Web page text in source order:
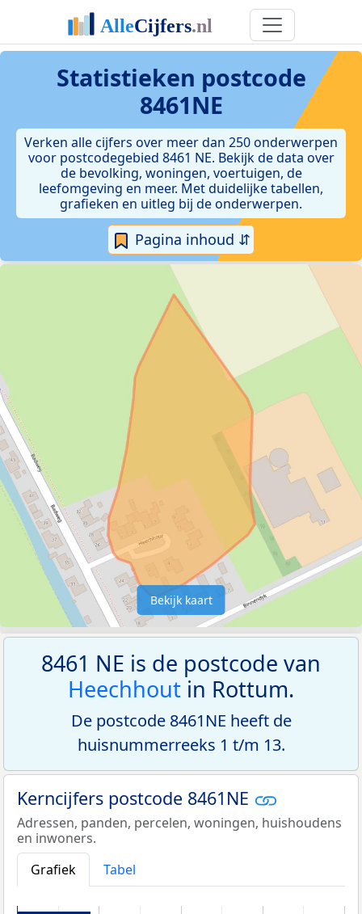
Statistieken postcode
8461NE
Verken alle cijfers over meer dan 250 onderwerpen
voor postcodegebied 8461 NE. Bekijk de data over
de bevolking, woningen, voertuigen, de
leefomgeving en meer. Met duidelijke tabellen,
grafieken en uitleg bij de onderwerpen.
Pagina inhoud ⇵
Bekijk kaart
8461 NE is de postcode van
Heechhout in Rottum.
De postcode 8461NE heeft de
huisnummerreeks 1 t/m 13.
Kerncijfers postcode 8461NE
Adressen, panden, percelen, woningen, huishoudens
en inwoners.
Grafiek
Tabel